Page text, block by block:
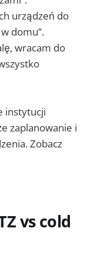
urządzeń do
domu”.
wracam do
instytucji
zaplanowanie i
Zobacz
vs cold